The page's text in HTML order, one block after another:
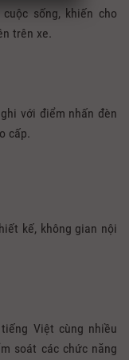
sống, khiến cho
trên xe.
với điểm nhấn đèn
cấp.
kế, không gian nội
Việt cùng nhiều
soát các chức năng